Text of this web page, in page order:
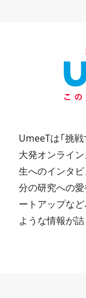
UmeeTは「挑
大発オンライ
生へのインタビ
分の研究への
ートアップな
ような情報が詰